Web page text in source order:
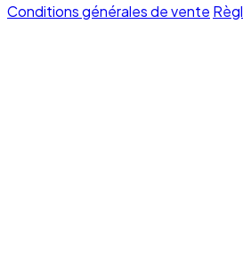
Conditions générales de vente